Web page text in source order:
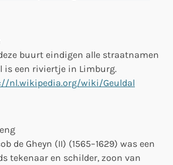
buurt eindigen alle straatnamen
is een riviertje in Limburg.
nl.wikipedia.org/wiki/Geuldal
de Gheyn (II) (1565–1629) was een
tekenaar en schilder, zoon van